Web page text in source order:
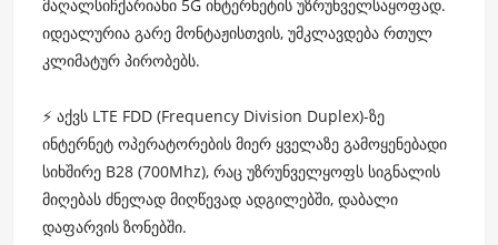
მაღალსიჩქარიანი 5G ინტერნეტის უზრუნველსაყოფად.
იდეალურია გარე მონტაჟისთვის, უმკლავდება რთულ
კლიმატურ პირობებს.
⚡ აქვს LTE FDD (Frequency Division Duplex)-ზე
ინტერნეტ ოპერატორების მიერ ყველაზე გამოყენებადი
სიხშირე B28 (700Mhz), რაც უზრუნველყოფს სიგნალის
მიღებას ძნელად მიღწევად ადგილებში, დაბალი
დაფარვის ზონებში.